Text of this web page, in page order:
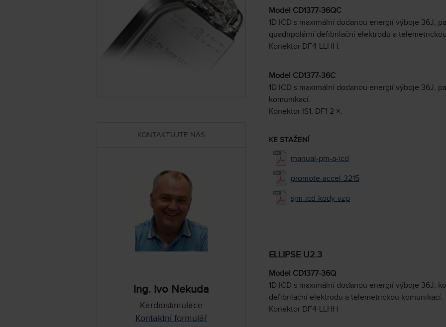
Model CD1377-36QC
1D ICD s maximální dodanou energií výboje 36J,
quadripolární defibrilační elektrodu a
Konektor DF4-LLHH.
Model CD1377-36C
1D ICD s maximální dodanou energií výboje 36J,
komunikací.
Konektor IS1, DF1 2 ×.
KE STAŽENÍ
manual-pm-a-icd
promote-accel-3215
sjm-icd-kody-vzp
ELLIPSE U2.3
Model CD1377-36Q
1D ICD s maximální dodanou energií výboje 36J,
defibrilační elektrodu a telemetrickou komunikací.
Konektor DF4-LLHH
KONTAKTUJTE NÁS
Ing. Ivo Nekuda
Kardiostimulace
Kontaktní formulář